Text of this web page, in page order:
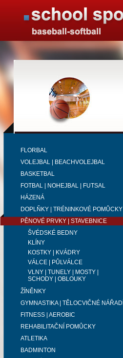
FLORBAL
VOLEJBAL | BEACHVOLEJBAL
BASKETBAL
FOTBAL | NOHEJBAL | FUTSAL
HÁZENÁ
DOPLŇKY | TRÉNINKOVÉ POMŮCKY
PĚNOVÉ PRVKY | STAVEBNICE
ŠVÉDSKÉ BEDNY
KLÍNY
KOSTKY | KVÁDRY
VÁLCE | PŮLVÁLCE
VLNY | TUNELY | MOSTY |
SCHODY | OBLOUKY
ŽÍNĚNKY
GYMNASTIKA | TĚLOCVIČNÉ NÁŘADÍ
FITNESS | AEROBIC
REHABILITAČNÍ POMŮCKY
ATLETIKA
BADMINTON